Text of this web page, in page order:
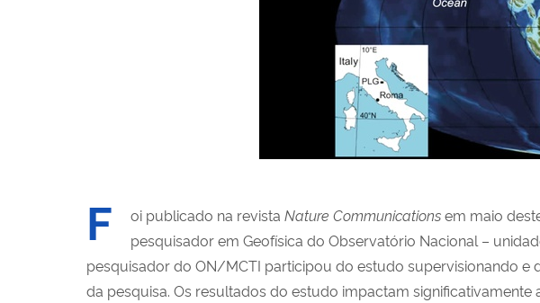
F oi publicado na revista Nature Communicationsem maio
pesquisador em Geofísica do Observatório Nacional –
pesquisador do ON/MCTI participou do estudo supervisionando
da pesquisa. Os resultados do estudo impactam